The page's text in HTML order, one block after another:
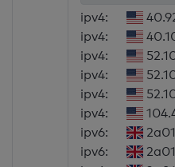
ipv4:
ipv4:
ipv4:
ipv4:
ipv4:
ipv4:
ipv6:
ipv6: